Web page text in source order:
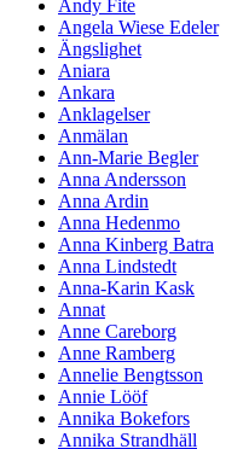
Andy Fite
Angela Wiese Edeler
Ängslighet
Aniara
Ankara
Anklagelser
Anmälan
Ann-Marie Begler
Anna Andersson
Anna Ardin
Anna Hedenmo
Anna Kinberg Batra
Anna Lindstedt
Anna-Karin Kask
Annat
Anne Careborg
Anne Ramberg
Annelie Bengtsson
Annie Lööf
Annika Bokefors
Annika Strandhäll